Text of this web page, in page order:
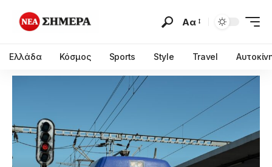
Αα
Ελλάδα Κόσμος Sports Style Travel